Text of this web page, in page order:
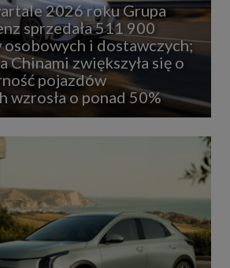
2026 roku Grupa
sprzedała 511 900
osobowych i dostawczych;
Chinami zwiększyła się o
pojazdów
wzrosła o ponad 50%